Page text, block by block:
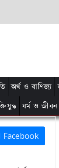
অর্থ ও বাণিজ্য
ধর্ম ও জীবন
Facebook